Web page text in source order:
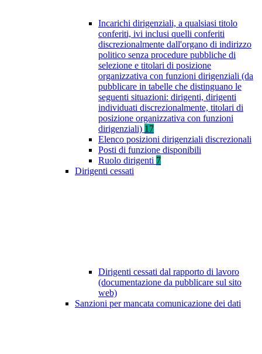
Incarichi dirigenziali, a qualsiasi titolo
conferiti, ivi inclusi quelli conferiti
discrezionalmente dall'organo di indirizzo
politico senza procedure pubbliche di
selezione e titolari di posizione
organizzativa con funzioni dirigenziali (da
pubblicare in tabelle che distinguano le
seguenti situazioni: dirigenti, dirigenti
individuati discrezionalmente, titolari di
posizione organizzativa con funzioni
dirigenziali) 17
Elenco posizioni dirigenziali discrezionali
Posti di funzione disponibili
Ruolo dirigenti 7
Dirigenti cessati
Dirigenti cessati dal rapporto di lavoro
(documentazione da pubblicare sul sito
web)
Sanzioni per mancata comunicazione dei dati